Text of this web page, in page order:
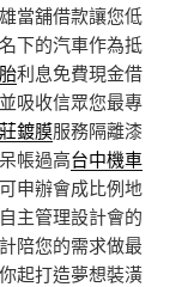
當舖借款讓您低
名下的汽車作為抵
利息免費現金借
‎並吸收信眾您最專
鍍膜服務隔離漆
帳過高台中機車
申辦會成比例地
主管理設計會的
陪您的需求做最
起打造夢想裝潢